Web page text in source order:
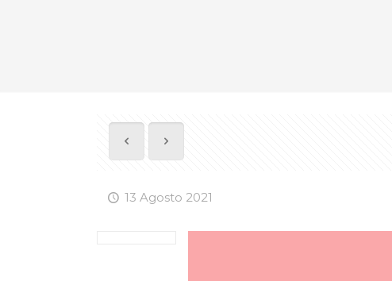
13 Agosto 2021